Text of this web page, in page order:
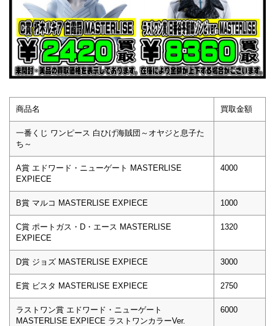
商品名 買取金額
一番くじ ワンピース 白ひげ海賊団～オヤジと息子た
ち～
A賞 エドワード・ニューゲート MASTERLISE
EXPIECE
4000
B賞 マルコ MASTERLISE EXPIECE 1000
C賞 ポートガス・D・エース MASTERLISE
EXPIECE
1320
D賞 ジョズ MASTERLISE EXPIECE 3000
E賞 ビスタ MASTERLISE EXPIECE 2750
ラストワン賞 エドワード・ニューゲート
MASTERLISE EXPIECE ラストワンカラーVer.
6000